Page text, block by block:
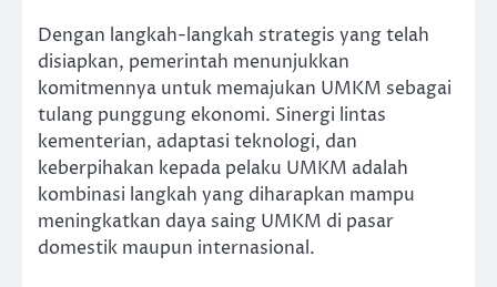
Dengan langkah-langkah strategis yang telah
disiapkan, pemerintah menunjukkan
komitmennya untuk memajukan UMKM sebagai
tulang punggung ekonomi. Sinergi lintas
kementerian, adaptasi teknologi, dan
keberpihakan kepada pelaku UMKM adalah
kombinasi langkah yang diharapkan mampu
meningkatkan daya saing UMKM di pasar
domestik maupun internasional.